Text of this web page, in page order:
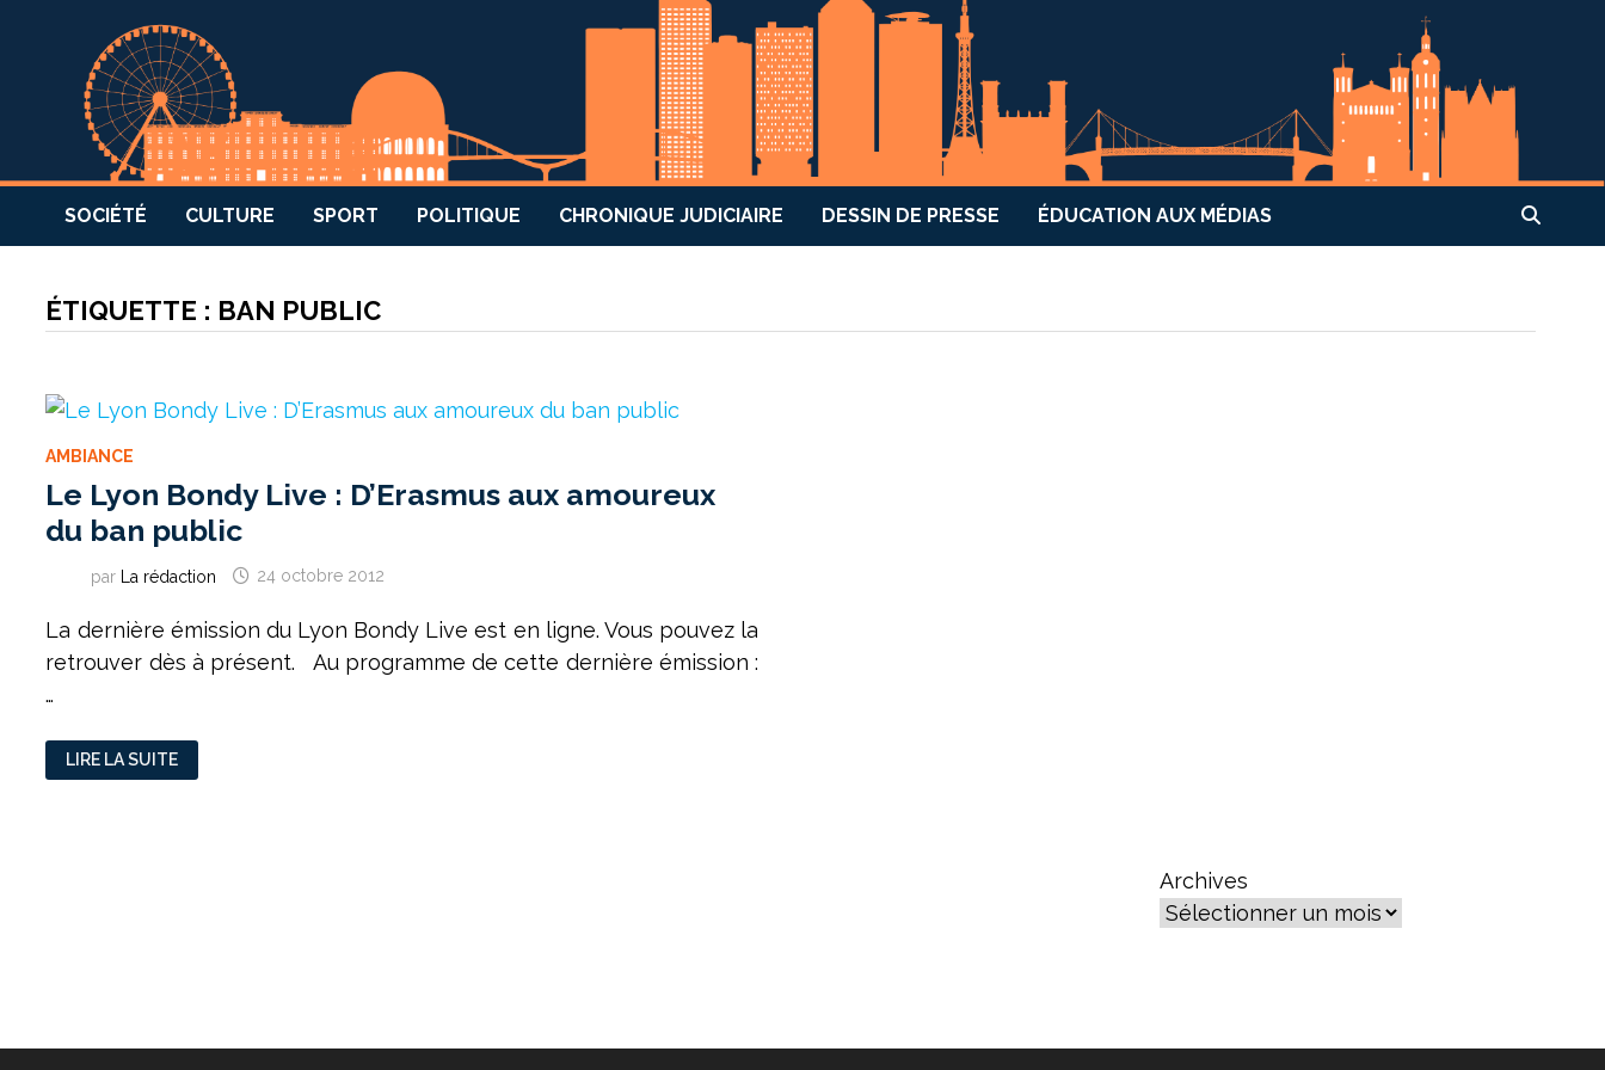
SOCIÉTÉ CULTURE SPORT POLITIQUE CHRONIQUE JUDICIAIRE DESSIN DE PRESSE ÉDUCATION AUX MÉDIAS
ÉTIQUETTE : BAN PUBLIC
AMBIANCE
Le Lyon Bondy Live : D’Erasmus aux amoureux
du ban public
par La rédaction 24 octobre 2012
La dernière émission du Lyon Bondy Live est en ligne. Vous pouvez la
retrouver dès à présent. Au programme de cette dernière émission :
…
LE
LYON
BONDY
LIRE LA SUITE
Archives